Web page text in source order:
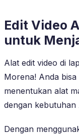
Edit Video
untuk
Alat edit video di
Morena! Anda
menentukan alat
dengan kebutuhan
Dengan